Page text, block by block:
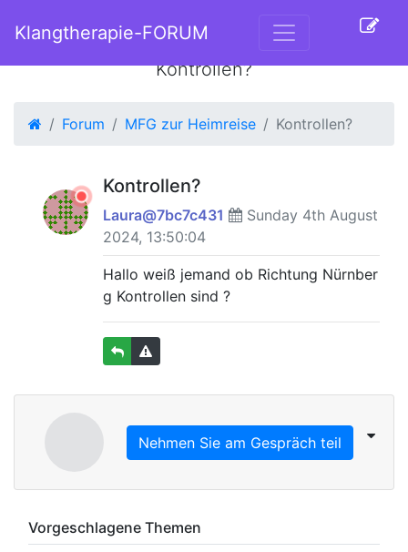
Klangtherapie-FORUM
Kontrollen?
Forum MFG zur Heimreise Kontrollen?
Kontrollen?
Laura@7bc7c431
Sunday 4th August
2024, 13:50:04
Hallo weiß jemand ob Richtung Nürnber
g Kontrollen sind ?
Nehmen Sie am Gespräch teil
Vorgeschlagene Themen